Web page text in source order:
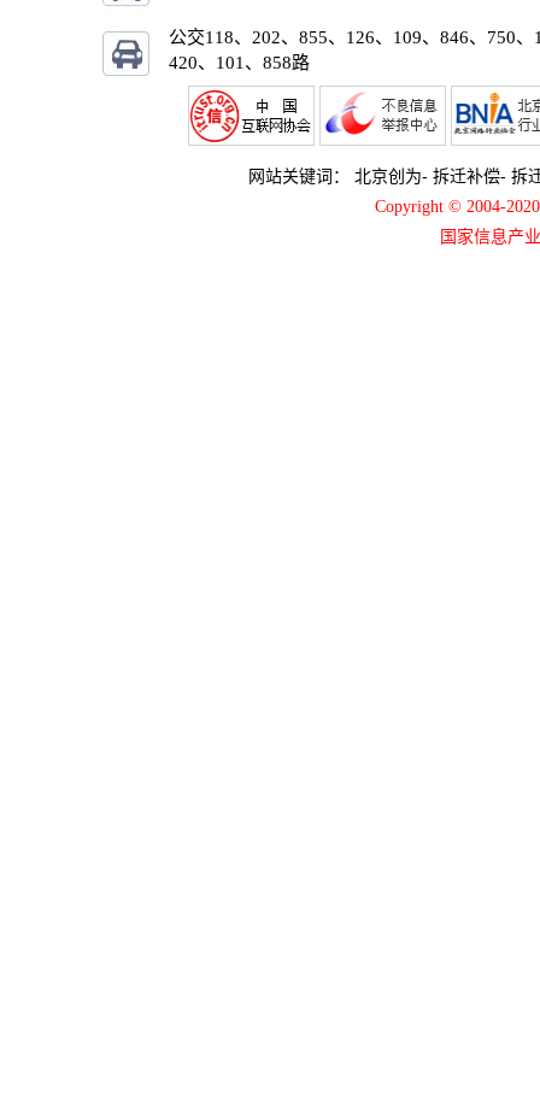
公交118、202、855、126、109、846、750、
420、101、858路
网站关键词： 北京创为- 拆迁补偿- 拆
Copyright © 2004-
国家信息产